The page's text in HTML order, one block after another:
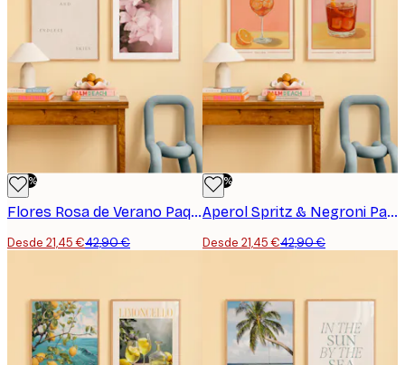
-50%
Flores Rosa de Verano Paquete de Pósters
Desde 21,45 €42,90 €
-50%
Aperol Spritz & Negroni Paquete de Pósters
Desde 21,45 €42,90 €